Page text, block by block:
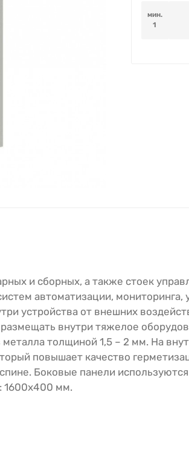
мин.
1
и сборных, а также стоек
автоматизации, мониторинга,
устройства от внешних
внутри тяжелое
металла толщиной 1,5 – 2 мм. На
повышает качество
Боковые панели
1600х400 мм.